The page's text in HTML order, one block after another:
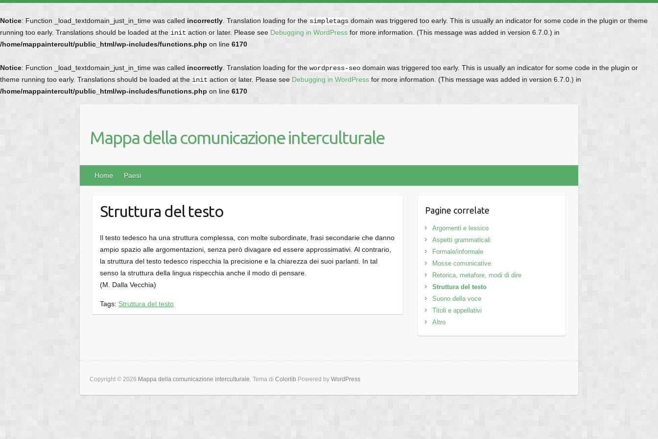
Notice: Function _load_textdomain_just_in_time was called incorrectly . Translation loading for the simpletags domain was triggered too early. This is usually an indicator for some code in the plugin or theme
running too early. Translations should be loaded at the init action or later. Please see Debugging in WordPress for more information. (This message was added in version 6.7.0.) in
/home/mappaintercult/public_html/wp-includes/functions.php on line 6170
Notice: Function _load_textdomain_just_in_time was called incorrectly . Translation loading for the wordpress-seo domain was triggered too early. This is usually an indicator for some code in the plugin or
theme running too early. Translations should be loaded at the init action or later. Please seeDebugging in WordPress for more information. (This message was added in version 6.7.0.) in
/home/mappaintercult/public_html/wp-includes/functions.php on line 6170
Mappa della comunicazione interculturale
Home Paesi
Struttura del testo
Il testo tedesco ha una struttura complessa, con molte subordinate, frasi secondarie che danno
ampio spazio alle argomentazioni, senza però divagare ed essere approssimativi. Al contrario,
la struttura del testo tedesco rispecchia la precisione e la chiarezza dei suoi parlanti. In tal
senso la struttura della lingua rispecchia anche il modo di pensare.
(M. Dalla Vecchia)
Tags: Struttura del testo
Pagine correlate
Argomenti e lessico
Aspetti grammaticali
Formale/informale
Mosse comunicative
Retorica, metafore, modi di dire
Struttura del testo
Suono della voce
Titoli e appellativi
Altro
Copyright © 2026 Mappa della comunicazione interculturale. Tema di Colorlib Powered by WordPress